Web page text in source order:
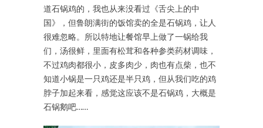
道石锅鸡的，我也从来没看过《舌尖上的中
国》，但鲁朗满街的饭馆卖的全是石锅鸡，让人
很难忽略。所以特地让餐馆早上做了一锅给我
们，汤很鲜，里面有松茸和各种参类药材调味，
不过鸡肉都很小，皮多肉少，肉也有点柴，也不
知道小锅是一只鸡还是半只鸡，但从我们吃的鸡
脖子加起来看，感觉这应该不是石锅鸡，大概是
石锅鹅吧……